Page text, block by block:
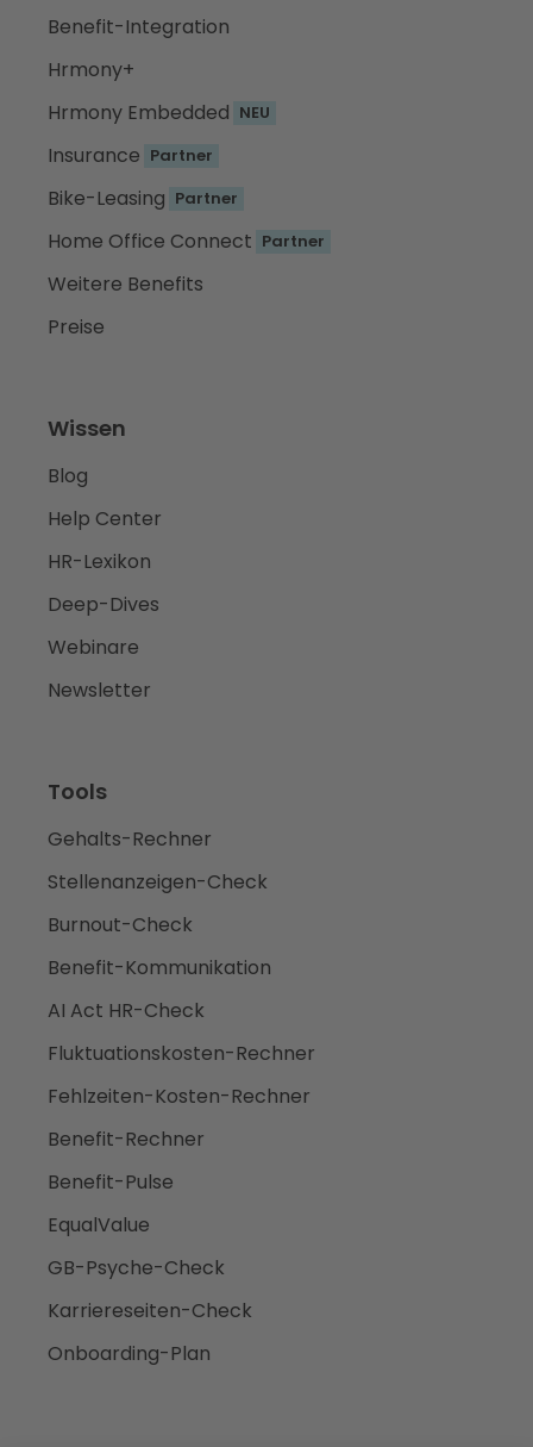
Benefit-Integration
Hrmony+
Hrmony Embedded NEU
Insurance Partner
Bike-Leasing Partner
Home Office Connect Partner
Weitere Benefits
Preise
Wissen
Blog
Help Center
HR-Lexikon
Deep-Dives
Webinare
Newsletter
Tools
Gehalts-Rechner
Stellenanzeigen-Check
Burnout-Check
Benefit-Kommunikation
AI Act HR-Check
Fluktuationskosten-Rechner
Fehlzeiten-Kosten-Rechner
Benefit-Rechner
Benefit-Pulse
EqualValue
GB-Psyche-Check
Karriereseiten-Check
Onboarding-Plan